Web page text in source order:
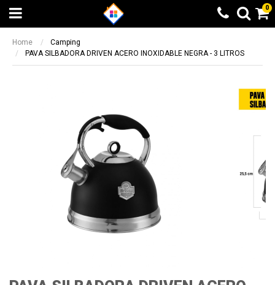
0
Home
Camping
PAVA SILBADORA DRIVEN ACERO INOXIDABLE NEGRA - 3 LITROS
Otras formas de pago
Todas las opciones de pago a través de
Mercado Pago
Elegí otra opción
Otras formas de pago
Todas las opciones de pago a través de
Mercado Pago
6 cuotas sin interés + 10% de
reintegro sin tope. 9 y 12 cuotas sin
interés en productos seleccionados
Beneficio valido entre el 08/05/2023 y el
14/05/2023
9 cuotas sin interés en producto
seleccionados
¡LISTO!